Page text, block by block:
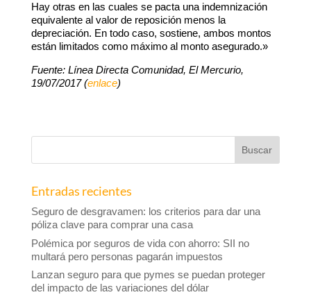
Hay otras en las cuales se pacta una indemnización
equivalente al valor de reposición menos la
depreciación. En todo caso, sostiene, ambos montos
están limitados como máximo al monto asegurado.»
Fuente: Línea Directa Comunidad, El Mercurio,
19/07/2017 (enlace)
Entradas recientes
Seguro de desgravamen: los criterios para dar una
póliza clave para comprar una casa
Polémica por seguros de vida con ahorro: SII no
multará pero personas pagarán impuestos
Lanzan seguro para que pymes se puedan proteger
del impacto de las variaciones del dólar